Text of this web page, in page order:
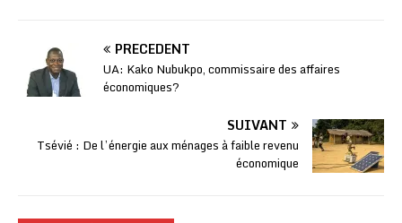
PRÉCÉDENT
UA: Kako Nubukpo, commissaire des affaires
économiques?
SUIVANT
Tsévié : De l’énergie aux ménages à faible revenu
économique